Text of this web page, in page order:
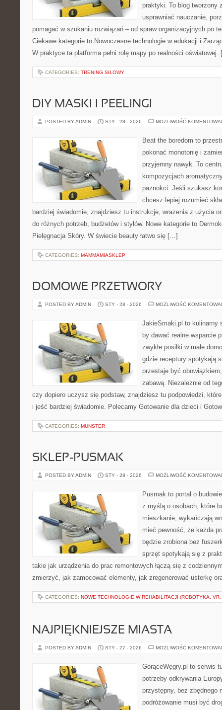
praktyki. To blog tworzony
usprawniać nauczanie,
pomagać w szukaniu rozwiązań – od spraw organizacyjnych po
Ciekawe kategorie to Nowoczesne technologie w edukacji i
W praktyce ta platforma pełni rolę mapy po realności
CATEGORIES: TRENING SIŁOWY
DIY MASKI I PEELINGI
POSTED BY ADMIN STY - 28 - 2026 MOŻLIWOŚĆ
Beat the boredom to
pokonać monotonię i
przyjemny nawyk. To
kompozycjach
paznokci. Jeśli szukasz
chcesz lepiej rozumieć
bardziej świadomie, znajdziesz tu instrukcje, wrażenia z użycia
do różnych potrzeb, budżetów i stylów. Nowe kategorie to
Pielęgnacja Skóry. W świecie beauty łatwo się […]
CATEGORIES: MAMMAMIASKLEP
DOMOWE PRZETWORY
POSTED BY ADMIN STY - 28 - 2026 MOŻLIWOŚĆ
JakieSmaki.pl to kulinarny
by dawać realne wsparcie
zwykłe posiłki w małe
gdzie receptury spotykają
przestaje być
zabawą. Niezależnie od
czy dopiero uczysz się podstaw, znajdziesz tu podpowiedzi,
i jeść bardziej świadomie. Polecamy Gotowanie dla dzieci i
CATEGORIES: MÜNSTER
SKLEP-PUSMAK
POSTED BY ADMIN STY - 28 - 2026 MOŻLIWOŚĆ
Pusmak to portal o
z myślą o osobach, które
mieszkanie, wykańczają
mieć pewność, że każda
będzie zrobiona bez
sprzęt spotykają się z
takie jak urządzenia do prac remontowych łączą się z
zmierzyć, jak zamocować elementy, jak zregenerować usterkę
CATEGORIES: NOWE TECHNOLOGIE W REHABILITACJI (ROBOTYKA,
NAJPIĘKNIEJSZE MIASTA
POSTED BY ADMIN STY - 27 - 2026 MOŻLIWOŚĆ
GorąceWęgry.pl to serwis
potrzeby odkrywania
przystępny, bez zbędnego
podróżowanie musi być